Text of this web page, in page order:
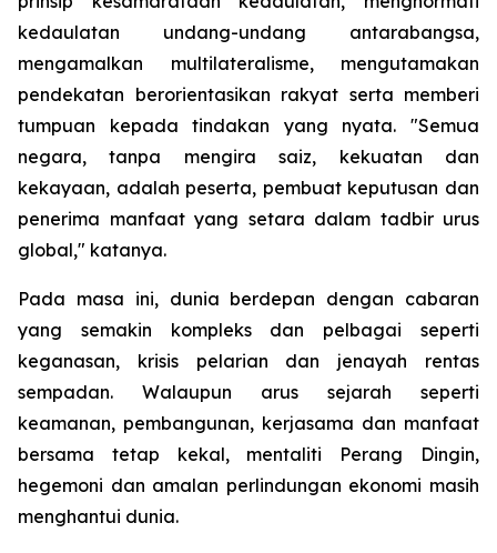
kedaulatan undang-undang antarabangsa,
mengamalkan multilateralisme, mengutamakan
pendekatan berorientasikan rakyat serta memberi
tumpuan kepada tindakan yang nyata. "Semua
negara, tanpa mengira saiz, kekuatan dan
kekayaan, adalah peserta, pembuat keputusan dan
penerima manfaat yang setara dalam tadbir urus
global," katanya.
Pada masa ini, dunia berdepan dengan cabaran
yang semakin kompleks dan pelbagai seperti
keganasan, krisis pelarian dan jenayah rentas
sempadan. Walaupun arus sejarah seperti
keamanan, pembangunan, kerjasama dan manfaat
bersama tetap kekal, mentaliti Perang Dingin,
hegemoni dan amalan perlindungan ekonomi masih
menghantui dunia.